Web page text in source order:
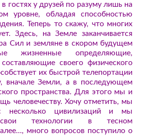
гостях у друзей по разуму лишь на
уровне, обладая способностью
Теперь то скажу, что многих
Здесь, на Земле заканчивается
Сил и земляне в скором будущем
жизненные определяющие,
своего физического
их быстрой телепортации
вначале Земли, а в последующем
пространства. Для этого мы и
человечеству. Хочу отметить, мы
несколько цивилизаций и мы
технологии в тесном
много вопросов поступило о